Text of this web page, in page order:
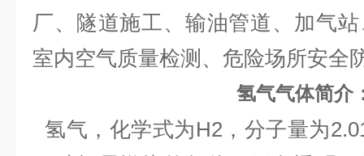
厂、隧道施工、输油管道、加气
室内空气质量检测、危险场所安全
氢气气体简介
氢气，化学式为H2，分子量为